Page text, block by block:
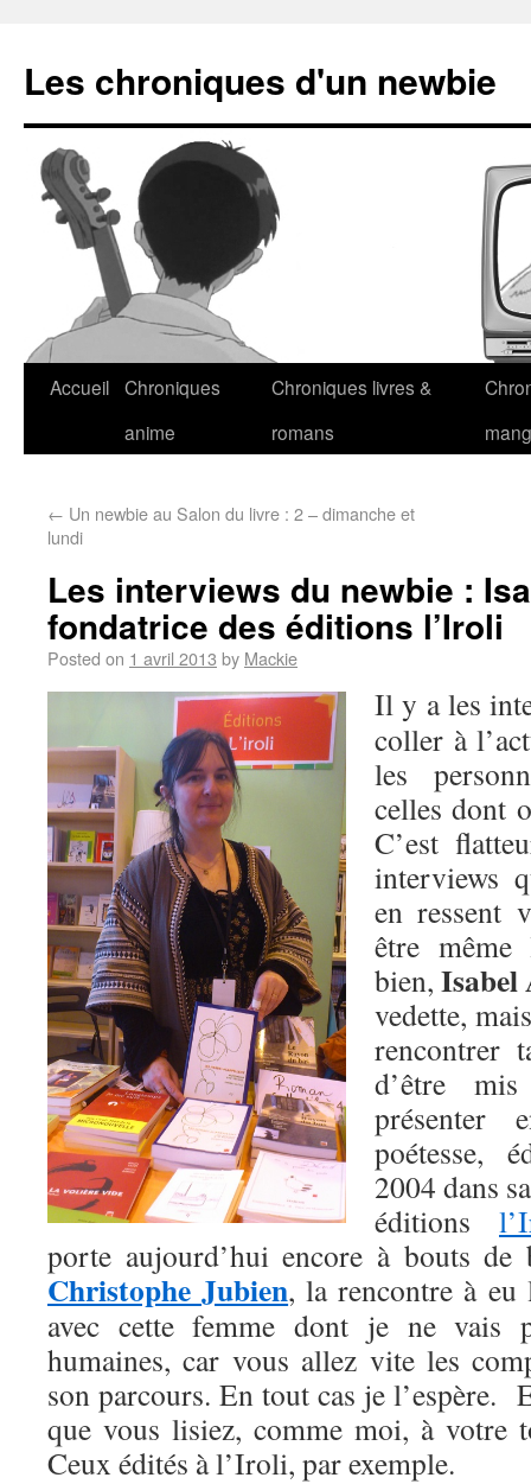
Les chroniques d'un newbie
Accueil Chroniques
anime
Chroniques livres &
romans
← Un newbie au Salon du livre : 2 – dimanche et
lundi
Les interviews du newbie :
fondatrice des éditions l’Iroli
Posted on 1 avril 2013 by Mackie
Il y a les
coller à
les
celles dont
C’est
interviews
en ressent
être
bien, Isabel
vedette,
rencontrer
d’être
présenter
poétesse,
2004 dans
éditions
porte aujourd’hui encore à bouts
Christophe Jubien, la rencontre à
avec cette femme dont je ne vais
humaines, car vous allez vite les
son parcours. En tout cas je l’espère.
que vous lisiez, comme moi, à votre
Ceux édités à l’Iroli, par exemple.